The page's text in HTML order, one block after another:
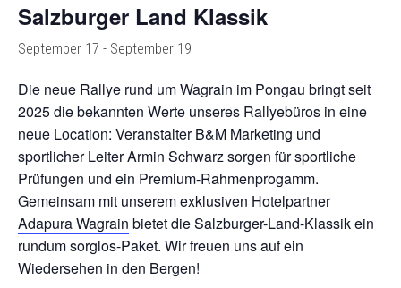
Salzburger Land Klassik
September 17 - September 19
Die neue Rallye rund um Wagrain im Pongau bringt seit
2025 die bekannten Werte unseres Rallyebüros in eine
neue Location: Veranstalter B&M Marketing und
sportlicher Leiter Armin Schwarz sorgen für sportliche
Prüfungen und ein Premium-Rahmenprogamm.
Gemeinsam mit unserem exklusiven Hotelpartner
Adapura Wagrain bietet die Salzburger-Land-Klassik ein
rundum sorglos-Paket. Wir freuen uns auf ein
Wiedersehen in den Bergen!